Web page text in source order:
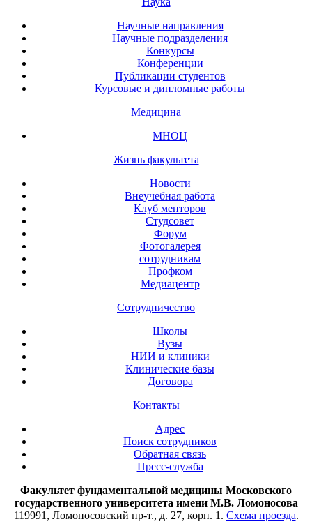
Научные направления
Научные подразделения
Конкурсы
Конференции
Публикации студентов
Курсовые и дипломные работы
Медицина
МНОЦ
Жизнь факультета
Новости
Внеучебная работа
Клуб менторов
Студсовет
Форум
Фотогалерея
сотрудникам
Профком
Медиацентр
Сотрудничество
Школы
Вузы
НИИ и клиники
Клинические базы
Договора
Контакты
Адрес
Поиск сотрудников
Обратная связь
Пресс-служба
Факультет фундаментальной медицины Московского
государственного университета имени М.В. Ломоносова
119991, Ломоносовский пр-т., д. 27, корп. 1. Схема проезда.